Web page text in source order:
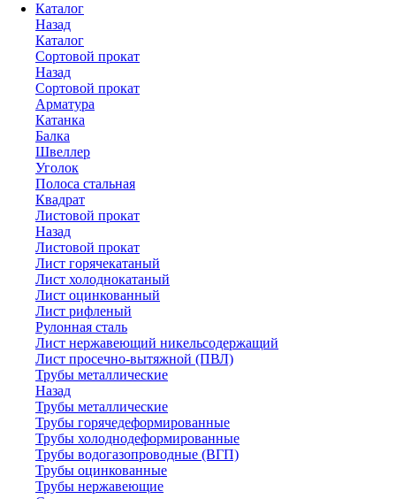
Каталог
Назад
Каталог
Сортовой прокат
Назад
Сортовой прокат
Арматура
Катанка
Балка
Швеллер
Уголок
Полоса стальная
Квадрат
Листовой прокат
Назад
Листовой прокат
Лист горячекатаный
Лист холоднокатаный
Лист оцинкованный
Лист рифленый
Рулонная сталь
Лист нержавеющий никельсодержащий
Лист просечно-вытяжной (ПВЛ)
Трубы металлические
Назад
Трубы металлические
Трубы горячедеформированные
Трубы холоднодеформированные
Трубы водогазопроводные (ВГП)
Трубы оцинкованные
Трубы нержавеющие